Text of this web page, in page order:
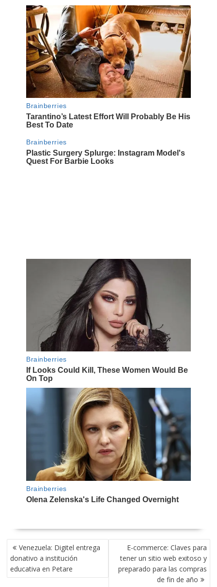
NAVEGACIÓN
DE
ENTRADAS
Venezuela: Digitel entrega
donativo a institución
educativa en Petare
E-commerce: Claves para
tener un sitio web exitoso y
preparado para las compras
de fin de año